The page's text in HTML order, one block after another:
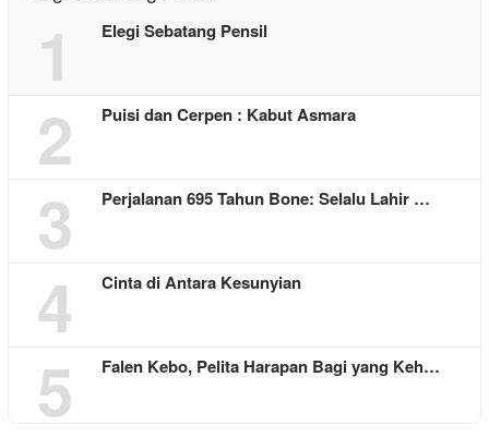
1 Elegi Sebatang Pensil
2 Puisi dan Cerpen : Kabut Asmara
3 Perjalanan 695 Tahun Bone: Selalu Lahir …
4 Cinta di Antara Kesunyian
5 Falen Kebo, Pelita Harapan Bagi yang Keh…